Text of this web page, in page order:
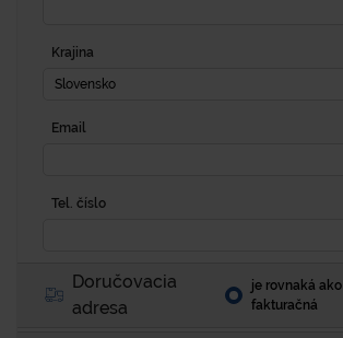
Krajina
Slovensko
Email
Tel. číslo
Doručovacia
adresa
je rovnaká ako
fakturačná